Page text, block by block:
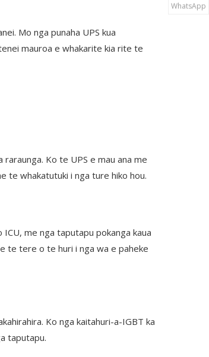
Mo nga punaha UPS kua
mauroa e whakarite kia rite te
Ko te UPS e mau ana me
te whakatutuki i nga ture hiko hou.
me nga taputapu pokanga kaua
te tere o te huri i nga wa e paheke
Ko nga kaitahuri-a-IGBT ka
taputapu.
WhatsApp